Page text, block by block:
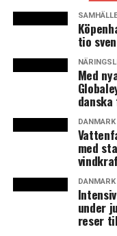
Under perioden 4
även en regel om
för id-kontroll. Det
bussföretag ålades
väg från Danmark
pass eller id-
Under dessa fem år
inre gränskontroll
förhindra att
för ett år sedan,
stickprov
Öresundsbron.
tio
Med
DANMARK
med
DANMARK
under
reser